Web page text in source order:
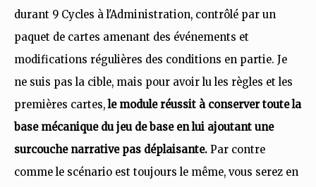
durant 9 Cycles à l'Administration, contrôlé par un
paquet de cartes amenant des événements et
modifications régulières des conditions en partie. Je
ne suis pas la cible, mais pour avoir lu les règles et les
premières cartes,le module réussit à conserver toute la
base mécanique du jeu de base en lui ajoutant une
surcouche narrative pas déplaisante. Par contre
comme le scénario est toujours le même, vous serez en